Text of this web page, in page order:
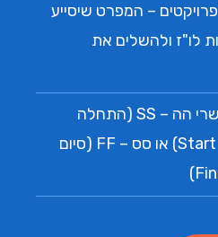
– המפרט שיסייע
לו"ז ולהשלים את
קישור אבני דרך בקשרי הה – SS (התחלה
להתחלה, Start to Start) או סס – FF (סיום